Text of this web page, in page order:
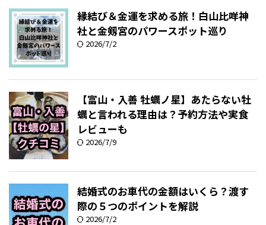
縁結び＆金運を求める旅！白山比咩神
社と金剱宮のパワースポット巡り
2026/7/2
【富山・入善 牡蠣ノ星】あたらない牡
蠣と言われる理由は？予約方法や実食
レビューも
2026/7/9
結婚式のお車代の金額はいくら？渡す
際の５つのポイントを解説
2026/7/2